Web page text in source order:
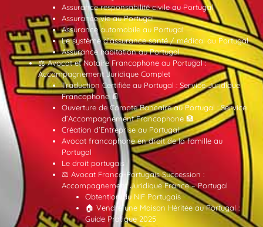
Assurance responsabilité civile au Portugal
Assurance vie au Portugal
Assurance automobile au Portugal
Le système d’assurance santé / médical au Portugal
Assurance habitation au Portugal
⚖️ Avocat et Notaire Francophone au Portugal :
Accompagnement Juridique Complet
Traduction Certifiée au Portugal : Service Juridique
Francophone 📄
Ouverture de Compte Bancaire au Portugal : Service
d’Accompagnement Francophone 🏦
Création d’Entreprise au Portugal
Avocat francophone en droit de la famille au
Portugal
Le droit portugais
⚖️ Avocat Franco-Portugais Succession :
Accompagnement Juridique France – Portugal
Obtention du NIF Portugais
🏠 Vendre une Maison Héritée au Portugal :
Guide Pratique 2025